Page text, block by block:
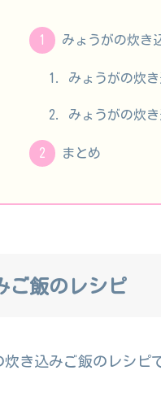
みょうがの炊き
みょうがの炊
みょうがの炊
まとめ
ご飯のレシピ
き込みご飯のレシピ